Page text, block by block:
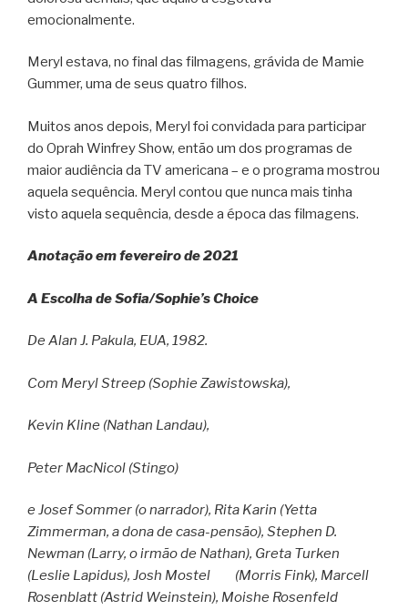
emocionalmente.
Meryl estava, no final das filmagens, grávida de Mamie
Gummer, uma de seus quatro filhos.
Muitos anos depois, Meryl foi convidada para participar
do Oprah Winfrey Show, então um dos programas de
maior audiência da TV americana – e o programa mostrou
aquela sequência. Meryl contou que nunca mais tinha
visto aquela sequência, desde a época das filmagens.
Anotação em fevereiro de 2021
A Escolha de Sofia/Sophie’s Choice
De Alan J. Pakula, EUA, 1982.
Com Meryl Streep (Sophie Zawistowska),
Kevin Kline (Nathan Landau),
Peter MacNicol (Stingo)
e Josef Sommer (o narrador), Rita Karin (Yetta
Zimmerman, a dona de casa-pensão), Stephen D.
Newman (Larry, o irmão de Nathan), Greta Turken
(Leslie Lapidus), Josh Mostel (Morris Fink), Marcell
Rosenblatt (Astrid Weinstein), Moishe Rosenfeld